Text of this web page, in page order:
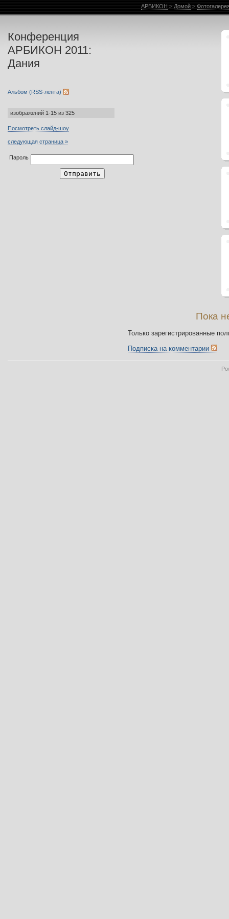
Конференция
АРБИКОН 2011:
Дания
Альбом (RSS-лента)
изображений 1-15 из 325
Посмотреть слайд-шоу
следующая страница »
Пароль
АРБИКОН > Домой >
Пока
Только зарегистрированные
Подписка на комментарии